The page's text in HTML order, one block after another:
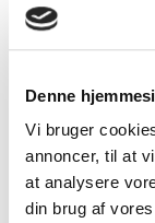
Denne
Vi bruger
annoncer, til at
at analysere
din brug af
Bakkamera